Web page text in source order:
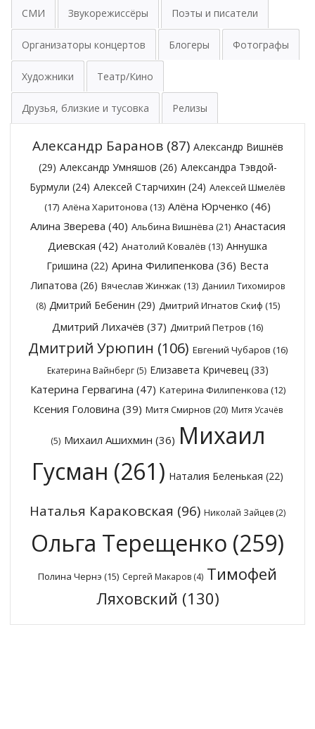
СМИ Звукорежиссёры Поэты и писатели
Организаторы концертов Блогеры Фотографы
Художники Театр/Кино
Друзья, близкие и тусовка Релизы
Александр Баранов(87) Александр Вишнёв
(29) Александр Умняшов (26) Александра Тэвдой-
Бурмули (24) Алексей Старчихин (24) Алексей Шмелёв
(17) Алёна Харитонова (13) Алёна Юрченко (46)
Алина Зверева (40) Альбина Вишнёва (21) Анастасия
Диевская (42) Анатолий Ковалёв (13) Аннушка
Гришина (22) Арина Филипенкова (36) Веста
Липатова (26) Вячеслав Жинжак (13) Даниил Тихомиров
(8) Дмитрий Бебенин (29) Дмитрий Игнатов Скиф (15)
Дмитрий Лихачёв (37) Дмитрий Петров (16)
Дмитрий Урюпин (106) Евгений Чубаров (16)
Екатерина Вайнберг(5) Елизавета Кричевец(33)
Катерина Гервагина (47) Катерина Филипенкова (12)
Ксения Головина (39) Митя Смирнов (20) Митя Усачёв
(5) Михаил Ашихмин (36) Михаил
Гусман (261) Наталия Беленькая (22)
Наталья Караковская (96) Николай Зайцев (2)
Ольга Терещенко (259)
Полина Чернэ (15) Сергей Макаров (4) Тимофей
Ляховский (130)